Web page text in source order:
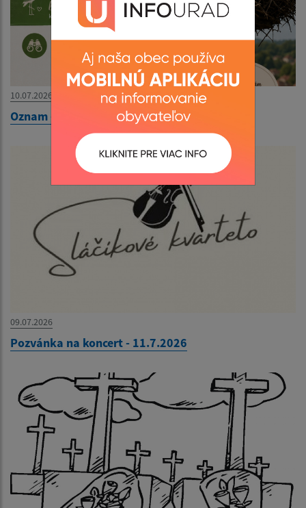
10.07.2026
Oznam - Bociany
09.07.2026
Pozvánka na koncert - 11.7.2026